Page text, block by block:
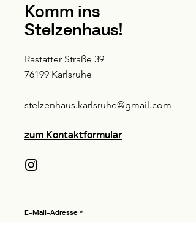
Komm ins
Stelzenhaus!
Rastatter Straße 39
76199 Karlsruhe
stelzenhaus.karlsruhe@gmail.com
zum Kontaktformular
E-Mail-Adresse